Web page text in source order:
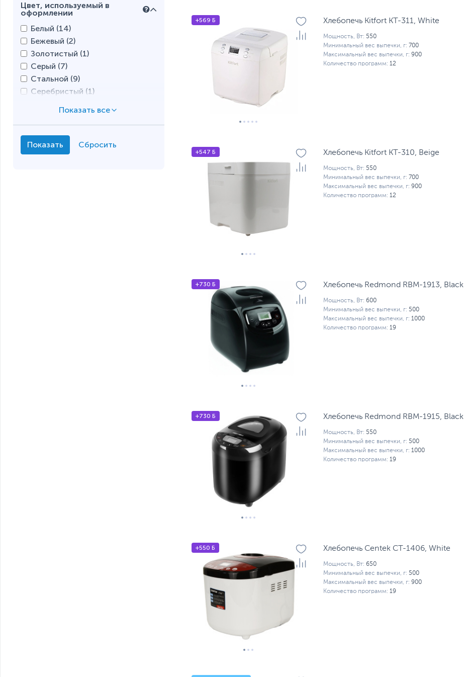
28 ( 3)
30 (
Цвет, используемый в
оформлении
Белый (14)
Бежевый (2)
Золотистый (1)
Серый (7)
Стальной (9)
Серебристый (1)
+569 Б Хлебопечь Kitfort КТ-311, White
Мощность, Вт: 550
Минимальный вес выпечки, г: 700
Максимальный вес выпечки, г: 900
Количество программ: 12
+547 Б Хлебопечь Kitfort КТ-310, Beige
Мощность, Вт: 550
Минимальный вес выпечки, г: 700
Максимальный вес выпечки, г: 900
Количество программ: 12
+730 Б Хлебопечь Redmond RBM-1913, Black
Мощность, Вт: 600
Минимальный вес выпечки, г: 500
Максимальный вес выпечки, г: 1000
Количество программ: 19
+730 Б Хлебопечь Redmond RBM-1915, Black
Мощность, Вт: 550
Минимальный вес выпечки, г: 500
Максимальный вес выпечки, г: 1000
Количество программ: 19
+550 Б Хлебопечь Centek CT-1406, White
Мощность, Вт: 650
Минимальный вес выпечки, г: 500
Максимальный вес выпечки, г: 900
Количество программ: 19